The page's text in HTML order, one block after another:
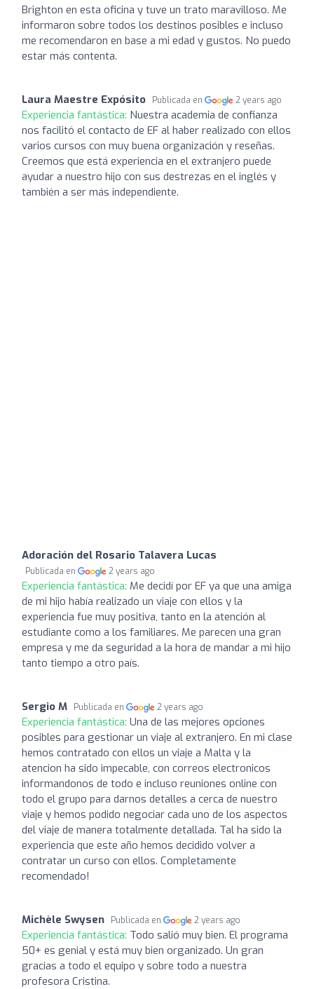
Brighton en esta oficina y tuve un trato maravilloso. Me
informaron sobre todos los destinos posibles e incluso
me recomendaron en base a mi edad y gustos. No puedo
estar más contenta.
Laura Maestre Expósito Publicada en 2 years ago
Experiencia fantástica: Nuestra academia de confianza
nos facilitó el contacto de EF al haber realizado con ellos
varios cursos con muy buena organización y reseñas.
Creemos que está experiencia en el extranjero puede
ayudar a nuestro hijo con sus destrezas en el inglés y
también a ser más independiente.
Adoración del Rosario Talavera Lucas
Publicada en 2 years ago
Experiencia fantástica: Me decidí por EF ya que una amiga
de mi hijo había realizado un viaje con ellos y la
experiencia fue muy positiva, tanto en la atención al
estudiante como a los familiares. Me parecen una gran
empresa y me da seguridad a la hora de mandar a mi hijo
tanto tiempo a otro país.
Sergio M Publicada en 2 years ago
Experiencia fantástica: Una de las mejores opciones
posibles para gestionar un viaje al extranjero. En mi clase
hemos contratado con ellos un viaje a Malta y la
atencion ha sido impecable, con correos electronicos
informandonos de todo e incluso reuniones online con
todo el grupo para darnos detalles a cerca de nuestro
viaje y hemos podido negociar cada uno de los aspectos
del viaje de manera totalmente detallada. Tal ha sido la
experiencia que este año hemos decidido volver a
contratar un curso con ellos. Completamente
recomendado!
Michèle Swysen Publicada en 2 years ago
Experiencia fantástica: Todo salió muy bien. El programa
50+ es genial y está muy bien organizado. Un gran
gracias a todo el equipo y sobre todo a nuestra
profesora Cristina.